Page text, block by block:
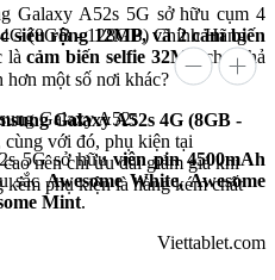
Galaxy A52s 5G sở hữu cụm 4
siêu rộng 12MP, và 2 cảm biến
làcảm biến selfie 32MP cho khả
5G sở hữuviên pin 4500mAh
sắcAwesome White, Awesome
Mint.
Viettablet.com
(8GB - 128GB) Chính Hãng
hơn một số nơi khác?
Galaxy A52s 4G (8GB -
cùng với đó, phụ kiện tại
nên chỉ ưu đãi giảm giá khi
phụ kiện là hàng kém chất